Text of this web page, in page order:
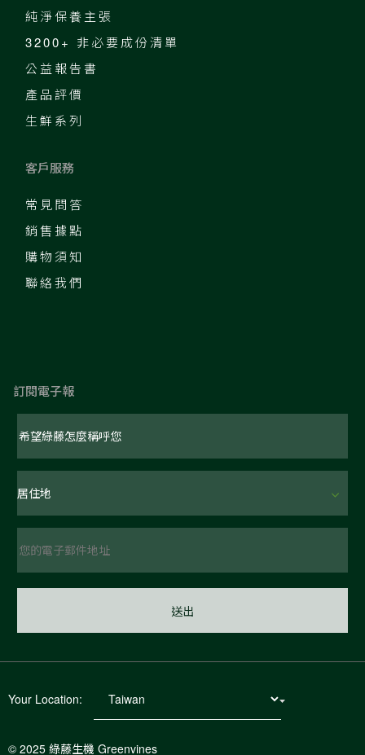
純淨保養主張
3200+ 非必要成份清單
公益報告書
產品評價
生鮮系列
客戶服務
常見問答
銷售據點
購物須知
聯絡我們
訂閱電子報
© 2025 綠藤生機 Greenvines
Your Location: